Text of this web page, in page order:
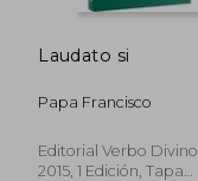
Laudato si
Papa Francisco
Editorial Verbo Divino,
2015, 1 Edición, Tapa